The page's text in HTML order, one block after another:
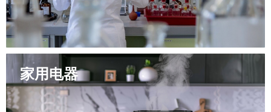
精亮为医疗领域提供解决方案，助力大健康产业
家用电器